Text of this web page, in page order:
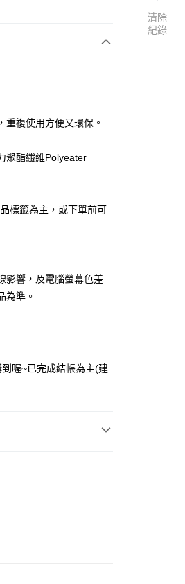
重複使用方便又環保。
聚酯纖維Polyeater
標籤為主，或下單前可
影響，及電腦螢幕色差
為準。
喔~已完成結帳為主(建
清除
紀錄